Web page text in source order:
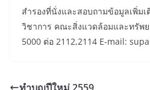
สำรองที่นั่งและสอบถามข้อมูลเพิ่ม
วิชาการ คณะสิ่งแวดล้อมและทรัพ
5000 ต่อ 2112,2114 E-mail: